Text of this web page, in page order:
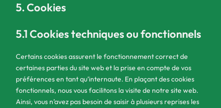
5. Cookies
5.1 Cookies techniques ou fonctionnels
Certains cookies assurent le fonctionnement correct de
certaines parties du site web et la prise en compte de vos
préférences en tant qu’internaute. En plaçant des cookies
fonctionnels, nous vous facilitons la visite de notre site web.
Ainsi, vous n’avez pas besoin de saisir à plusieurs reprises les